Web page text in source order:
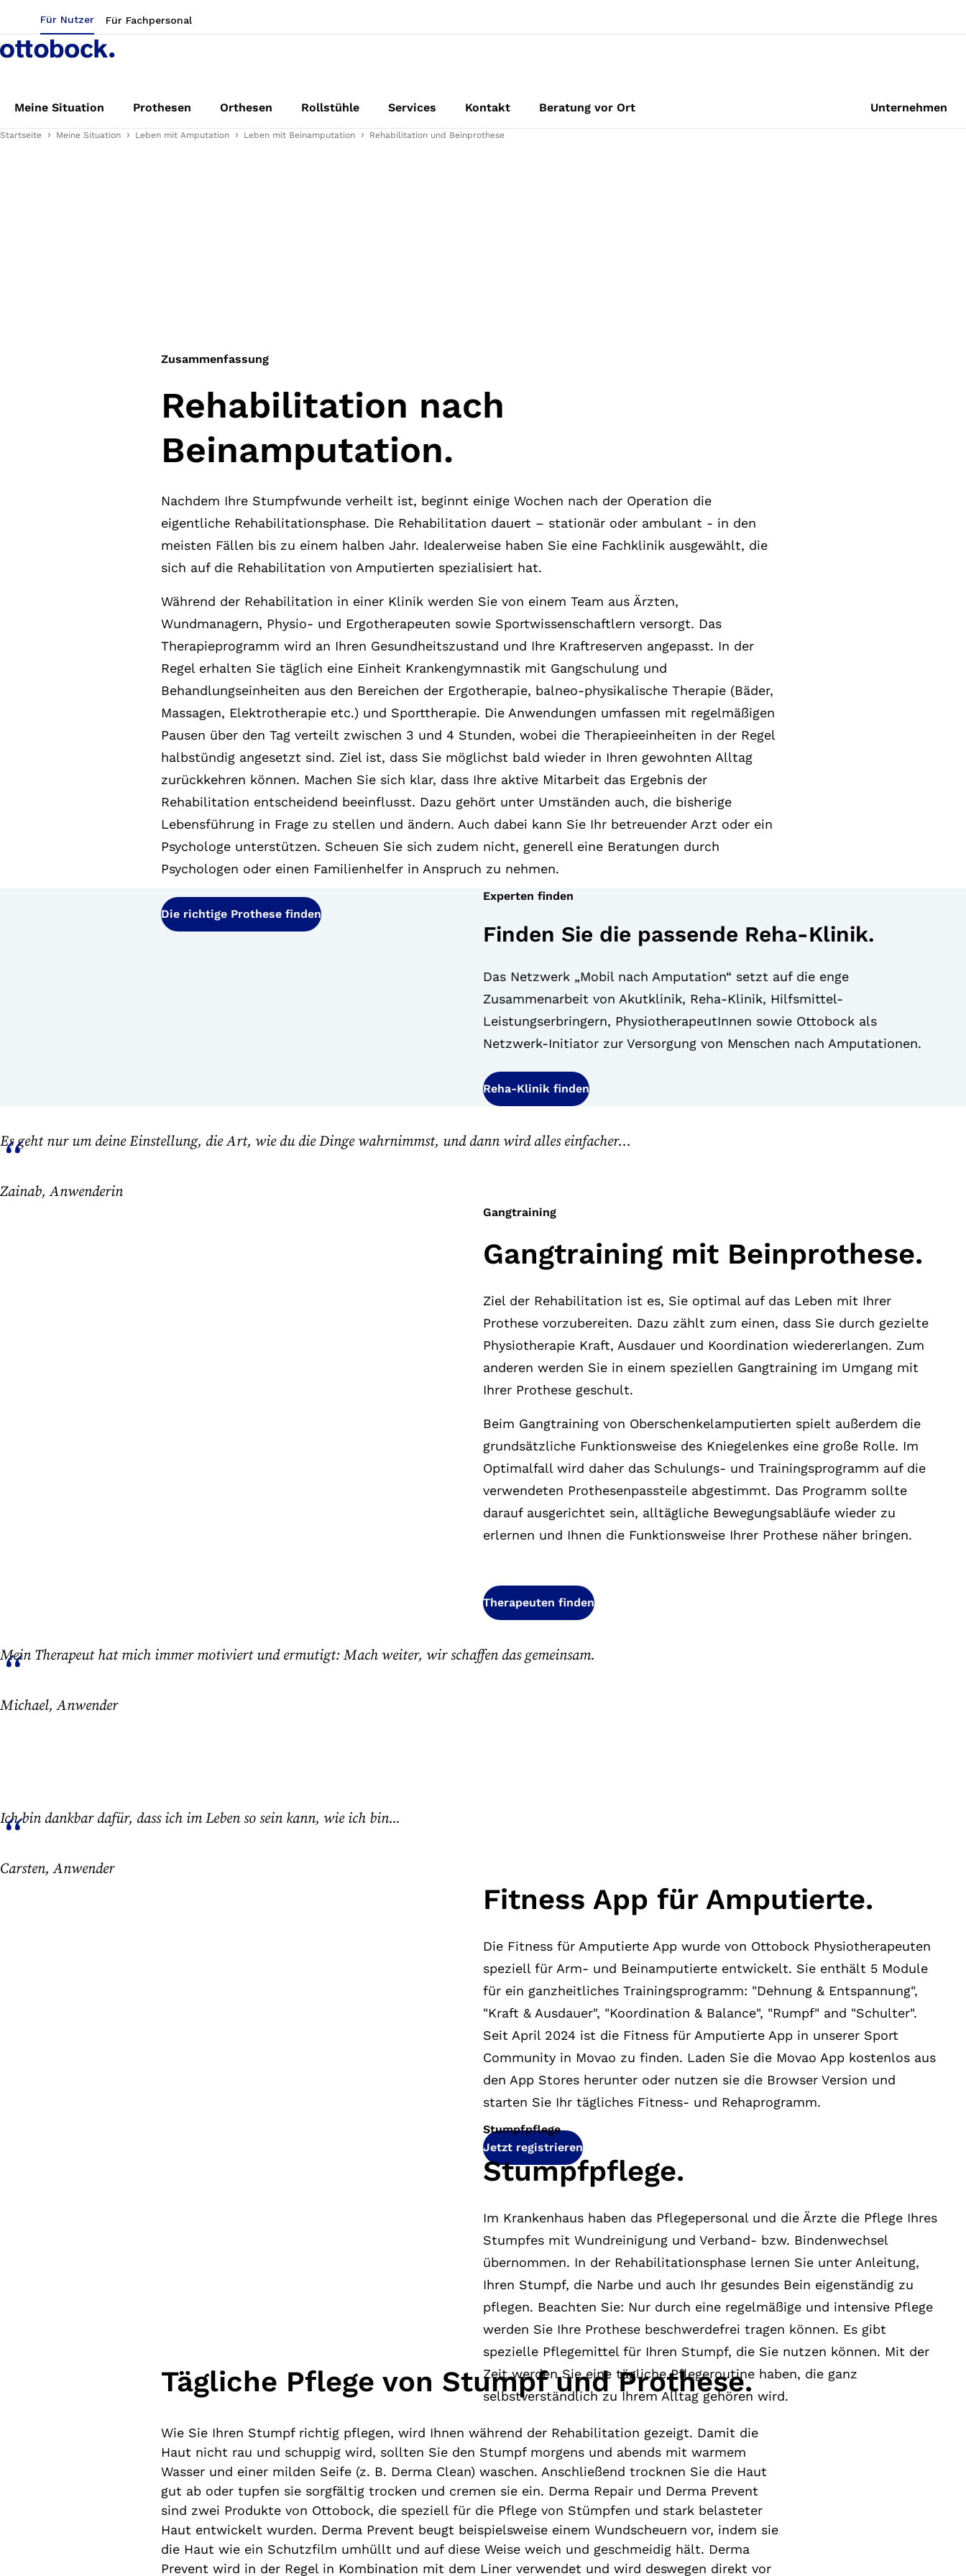
Für Nutzer Für Fachpersonal
Meine Situation Prothesen Orthesen Rollstühle Services Kontakt Beratung vor Ort Unternehmen
Startseite Meine Situation Leben mit Amputation Leben mit Beinamputation Rehabilitation und Beinprothese
Zusammenfassung
Rehabilitation nach
Beinamputation.
Nachdem Ihre Stumpfwunde verheilt ist, beginnt einige Wochen nach der Operation die
eigentliche Rehabilitationsphase. Die Rehabilitation dauert – stationär oder ambulant - in den
meisten Fällen bis zu einem halben Jahr. Idealerweise haben Sie eine Fachklinik ausgewählt, die
sich auf die Rehabilitation von Amputierten spezialisiert hat.
Während der Rehabilitation in einer Klinik werden Sie von einem Team aus Ärzten,
Wundmanagern, Physio- und Ergotherapeuten sowie Sportwissenschaftlern versorgt. Das
Therapieprogramm wird an Ihren Gesundheitszustand und Ihre Kraftreserven angepasst. In der
Regel erhalten Sie täglich eine Einheit Krankengymnastik mit Gangschulung und
Behandlungseinheiten aus den Bereichen der Ergotherapie, balneo-physikalische Therapie (Bäder,
Massagen, Elektrotherapie etc.) und Sporttherapie. Die Anwendungen umfassen mit regelmäßigen
Pausen über den Tag verteilt zwischen 3 und 4 Stunden, wobei die Therapieeinheiten in der Regel
halbstündig angesetzt sind. Ziel ist, dass Sie möglichst bald wieder in Ihren gewohnten Alltag
zurückkehren können. Machen Sie sich klar, dass Ihre aktive Mitarbeit das Ergebnis der
Rehabilitation entscheidend beeinflusst. Dazu gehört unter Umständen auch, die bisherige
Lebensführung in Frage zu stellen und ändern. Auch dabei kann Sie Ihr betreuender Arzt oder ein
Psychologe unterstützen. Scheuen Sie sich zudem nicht, generell eine Beratungen durch
Psychologen oder einen Familienhelfer in Anspruch zu nehmen.
Die richtige Prothese finden
Experten finden
Finden Sie die passende Reha-Klinik.
Das Netzwerk „Mobil nach Amputation“ setzt auf die enge
Zusammenarbeit von Akutklinik, Reha-Klinik, Hilfsmittel-
Leistungserbringern, PhysiotherapeutInnen sowie Ottobock als
Netzwerk-Initiator zur Versorgung von Menschen nach Amputationen.
Reha-Klinik finden
Es geht nur um deine Einstellung, die Art, wie du die Dinge wahrnimmst, und dann wird alles einfacher…
Zainab, Anwenderin
Gangtraining
Gangtraining mit Beinprothese.
Ziel der Rehabilitation ist es, Sie optimal auf das Leben mit Ihrer
Prothese vorzubereiten. Dazu zählt zum einen, dass Sie durch gezielte
Physiotherapie Kraft, Ausdauer und Koordination wiedererlangen. Zum
anderen werden Sie in einem speziellen Gangtraining im Umgang mit
Ihrer Prothese geschult.
Beim Gangtraining von Oberschenkelamputierten spielt außerdem die
grundsätzliche Funktionsweise des Kniegelenkes eine große Rolle. Im
Optimalfall wird daher das Schulungs- und Trainingsprogramm auf die
verwendeten Prothesenpassteile abgestimmt. Das Programm sollte
darauf ausgerichtet sein, alltägliche Bewegungsabläufe wieder zu
erlernen und Ihnen die Funktionsweise Ihrer Prothese näher bringen.
Therapeuten finden
Mein Therapeut hat mich immer motiviert und ermutigt: Mach weiter, wir schaffen das gemeinsam.
Michael, Anwender
Ich bin dankbar dafür, dass ich im Leben so sein kann, wie ich bin...
Carsten, Anwender
Fitness App für Amputierte.
Die Fitness für Amputierte App wurde von Ottobock Physiotherapeuten
speziell für Arm- und Beinamputierte entwickelt. Sie enthält 5 Module
für ein ganzheitliches Trainingsprogramm: "Dehnung & Entspannung",
"Kraft & Ausdauer", "Koordination & Balance", "Rumpf" and "Schulter".
Seit April 2024 ist die Fitness für Amputierte App in unserer Sport
Community in Movao zu finden. Laden Sie die Movao App kostenlos aus
den App Stores herunter oder nutzen sie die Browser Version und
starten Sie Ihr tägliches Fitness- und Rehaprogramm.
Jetzt registrieren
Stumpfpflege
Stumpfpflege.
Im Krankenhaus haben das Pflegepersonal und die Ärzte die Pflege Ihres
Stumpfes mit Wundreinigung und Verband- bzw. Bindenwechsel
übernommen. In der Rehabilitationsphase lernen Sie unter Anleitung,
Ihren Stumpf, die Narbe und auch Ihr gesundes Bein eigenständig zu
pflegen. Beachten Sie: Nur durch eine regelmäßige und intensive Pflege
werden Sie Ihre Prothese beschwerdefrei tragen können. Es gibt
spezielle Pflegemittel für Ihren Stumpf, die Sie nutzen können. Mit der
Zeit werden Sie eine tägliche Pflegeroutine haben, die ganz
selbstverständlich zu Ihrem Alltag gehören wird.
Tägliche Pflege von Stumpf und Prothese.
Wie Sie Ihren Stumpf richtig pflegen, wird Ihnen während der Rehabilitation gezeigt. Damit die
Haut nicht rau und schuppig wird, sollten Sie den Stumpf morgens und abends mit warmem
Wasser und einer milden Seife (z. B. Derma Clean) waschen. Anschließend trocknen Sie die Haut
gut ab oder tupfen sie sorgfältig trocken und cremen sie ein. Derma Repair und Derma Prevent
sind zwei Produkte von Ottobock, die speziell für die Pflege von Stümpfen und stark belasteter
Haut entwickelt wurden. Derma Prevent beugt beispielsweise einem Wundscheuern vor, indem sie
die Haut wie ein Schutzfilm umhüllt und auf diese Weise weich und geschmeidig hält. Derma
Prevent wird in der Regel in Kombination mit dem Liner verwendet und wird deswegen direkt vor